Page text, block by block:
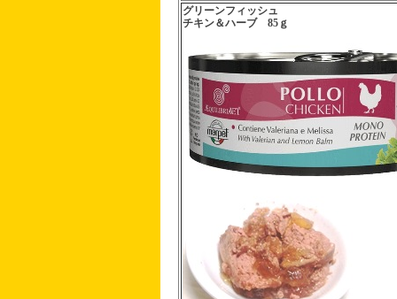
グリーンフィッシュ
チキン＆ハーブ 85ｇ